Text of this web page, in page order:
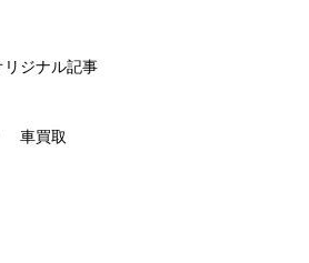
リジナル記事
車買取